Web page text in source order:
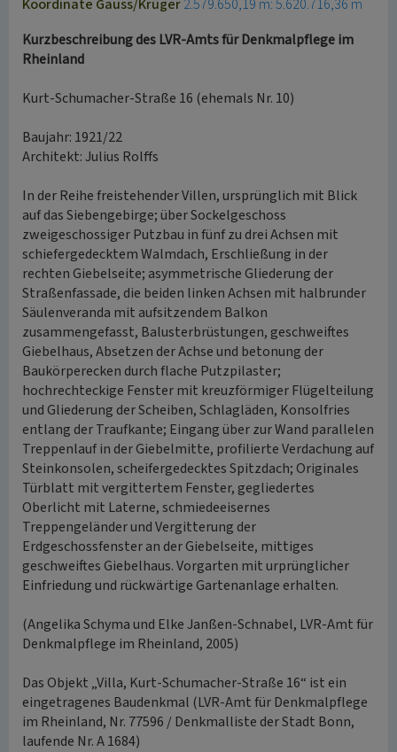
Koordinate Gauss/Krüger2.579.650,19 m: 5.620.716,36 m
Kurzbeschreibung des LVR-Amts für Denkmalpflege im
Rheinland
Kurt-Schumacher-Straße 16 (ehemals Nr. 10)
Baujahr: 1921/22
Architekt: Julius Rolffs
In der Reihe freistehender Villen, ursprünglich mit Blick
auf das Siebengebirge; über Sockelgeschoss
zweigeschossiger Putzbau in fünf zu drei Achsen mit
schiefergedecktem Walmdach, Erschließung in der
rechten Giebelseite; asymmetrische Gliederung der
Straßenfassade, die beiden linken Achsen mit halbrunder
Säulenveranda mit aufsitzendem Balkon
zusammengefasst, Balusterbrüstungen, geschweiftes
Giebelhaus, Absetzen der Achse und betonung der
Baukörperecken durch flache Putzpilaster;
hochrechteckige Fenster mit kreuzförmiger Flügelteilung
und Gliederung der Scheiben, Schlagläden, Konsolfries
entlang der Traufkante; Eingang über zur Wand parallelen
Treppenlauf in der Giebelmitte, profilierte Verdachung auf
Steinkonsolen, scheifergedecktes Spitzdach; Originales
Türblatt mit vergittertem Fenster, gegliedertes
Oberlicht mit Laterne, schmiedeeisernes
Treppengeländer und Vergitterung der
Erdgeschossfenster an der Giebelseite, mittiges
geschweiftes Giebelhaus. Vorgarten mit urprünglicher
Einfriedung und rückwärtige Gartenanlage erhalten.
(Angelika Schyma und Elke Janßen-Schnabel, LVR-Amt für
Denkmalpflege im Rheinland, 2005)
Das Objekt „Villa, Kurt-Schumacher-Straße 16“ ist ein
eingetragenes Baudenkmal (LVR-Amt für Denkmalpflege
im Rheinland, Nr. 77596 / Denkmalliste der Stadt Bonn,
laufende Nr. A 1684)